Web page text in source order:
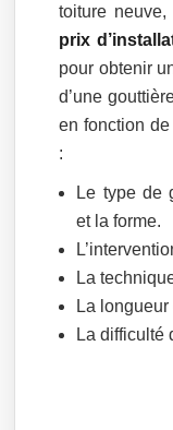
toiture
prix
pour obtenir
d’une
en fonction
:
Le type de
et la forme.
La
La
La difficulté